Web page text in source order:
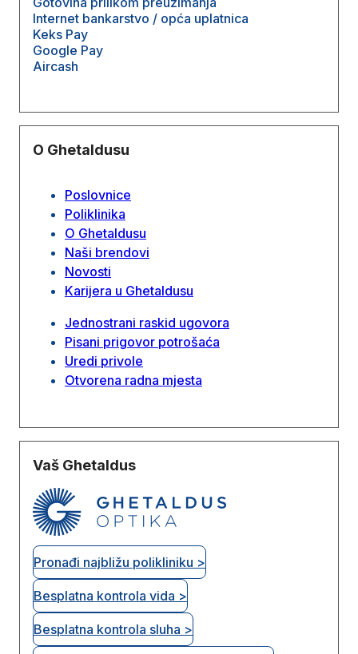
Internet bankarstvo / opća uplatnica
Keks Pay
Google Pay
Aircash
O Ghetaldusu
Poslovnice
Poliklinika
O Ghetaldusu
Naši brendovi
Novosti
Karijera u Ghetaldusu
Jednostrani raskid ugovora
Pisani prigovor potrošaća
Uredi privole
Otvorena radna mjesta
Vaš Ghetaldus
Pronađi najbližu polikliniku >
Besplatna kontrola vida >
Besplatna kontrola sluha >